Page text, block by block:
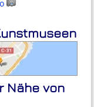
Nähe von